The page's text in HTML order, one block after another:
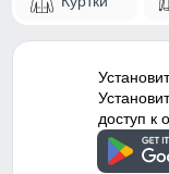
доступ к